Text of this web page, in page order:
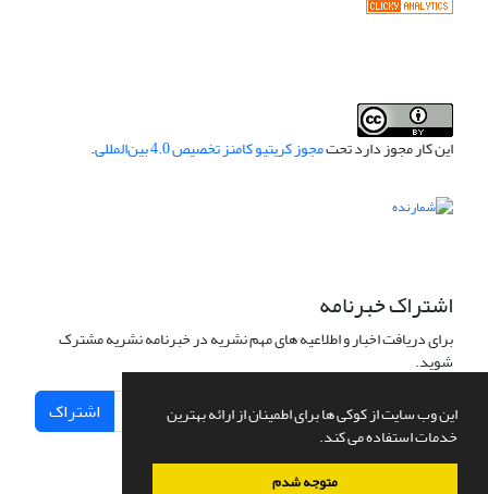
این وب سایت از کوکی ها برای اطمینان از ارائه بهترین
خدمات استفاده می کند.
متوجه شدم
این کار مجوز دارد تحتمجوز کریتیو کامنز تخصیص 4.0 بین‌المللی .
اشتراک خبرنامه
برای دریافت اخبار و اطلاعیه های مهم نشریه در خبرنامه نشریه مشترک
شوید.
اشتراک